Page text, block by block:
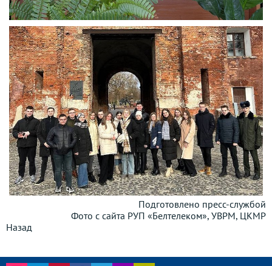
Подготовлено пресс-службой
Фото с сайта РУП «Белтелеком», УВРМ, ЦКМР
Назад